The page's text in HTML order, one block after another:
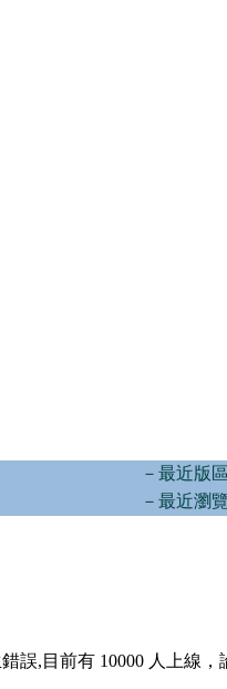
－最近版
－最近瀏
誤,目前有 10000 人上線